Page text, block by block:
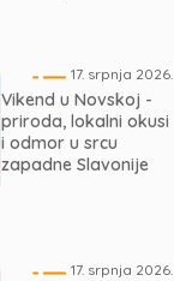
17. srpnja 2026.
Vikend u Novskoj -
priroda, lokalni okusi
i odmor u srcu
zapadne Slavonije
17. srpnja 2026.